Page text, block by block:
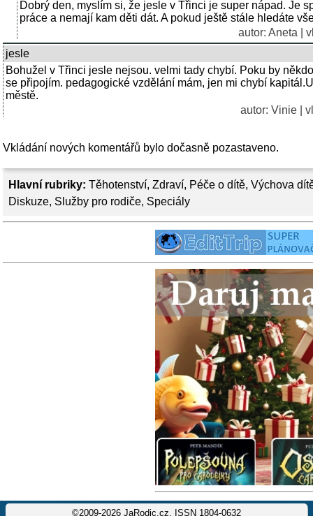
Hlavní rubriky: Těhotenství, Zdraví, Péče o dítě, Výchova
Diskuze, Služby pro rodiče, Speciály
Dobrý den, myslím si, že jesle v Třinci je super nápad. Je
práce a nemají kam děti dát. A pokud ještě stále hledáte
autor: Aneta |
jesle
Bohužel v Třinci jesle nejsou. velmi tady chybí. Poku by
se připojím. pedagogické vzdělání mám, jen mi chybí
městě.
autor: Vinie |
Vkládání nových komentářů bylo dočasně pozastaveno.
©2009-2026 JaRodic.cz, ISSN 1804-0632